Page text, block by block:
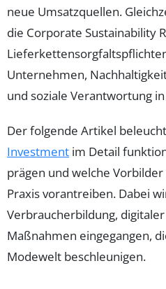
neue Umsatzquellen.
die Corporate Sustainability
Unternehmen,
und soziale Verantwortung
Der folgende Artikel
Investment im Detail
prägen und welche
Praxis vorantreiben. Dabei
Verbraucherbildung,
Maßnahmen eingegangen,
Modewelt beschleunigen.